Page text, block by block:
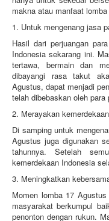
makna atau manfaat
1. Untuk mengenang jasa
Hasil dari perjuangan
Indonesia sekarang ini.
tertawa, bermain dan
dibayangi rasa takut
Agustus, dapat menjadi
telah dibebaskan oleh para
2. Merayakan
Di samping untuk
Agustus juga digunakan
tahunnya. Setelah
kemerdekaan Indonesia
3. Meningkatkan
Momen lomba 17
masyarakat berkumpul
penonton dengan rukun.